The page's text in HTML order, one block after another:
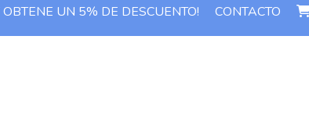
UN 5% DE DESCUENTO! CONTACTO